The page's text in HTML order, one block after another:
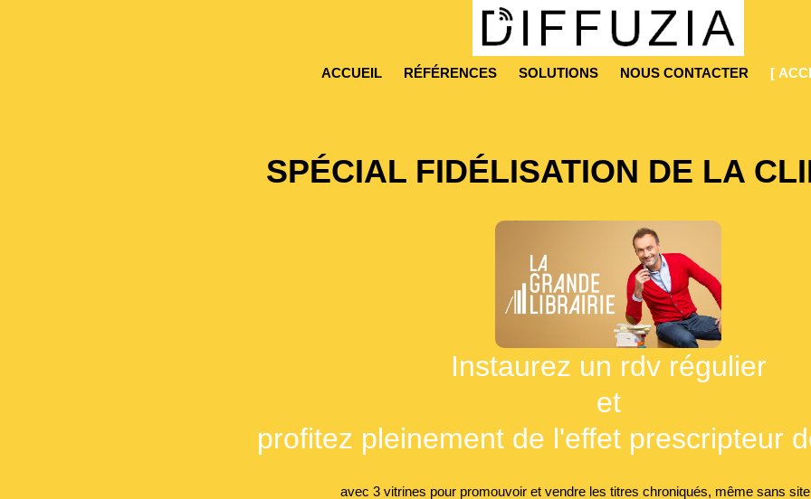
ACCUEIL RÉFÉRENCES SOLUTIONS NOUS CONTACTER [
SPÉCIAL FIDÉLISATION DE LA
Instaurez un rdv régulier
et
profitez pleinement de l'effet prescripteur
avec 3 vitrines pour promouvoir et vendre les titres chroniqués, même sans